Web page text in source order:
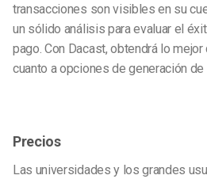
transacciones son visibles en su
un sólido análisis para evaluar el
pago. Con Dacast, obtendrá lo
cuanto a opciones de generación de
Precios
Las universidades y los grandes